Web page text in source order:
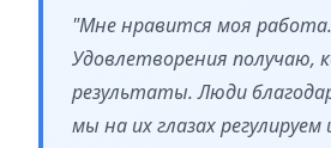
"Мне нравится моя работа.
Удовлетворения получаю,
результаты. Люди
мы на их глазах регулируем